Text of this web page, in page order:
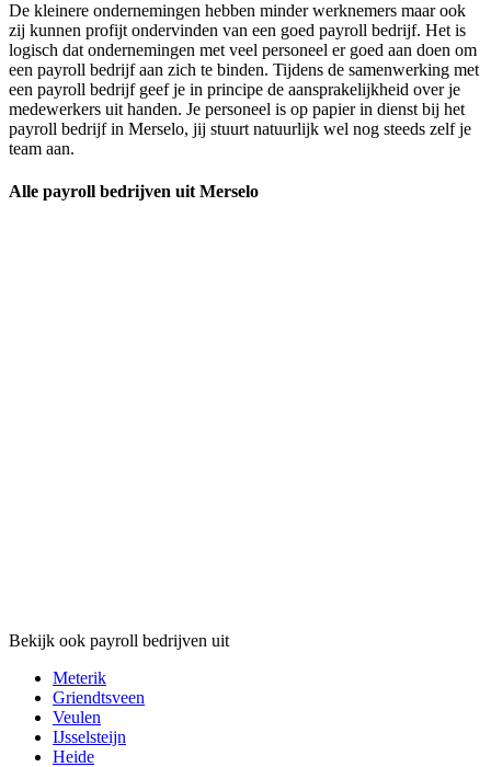
De kleinere ondernemingen hebben minder werknemers maar ook
zij kunnen profijt ondervinden van een goed payroll bedrijf. Het is
logisch dat ondernemingen met veel personeel er goed aan doen om
een payroll bedrijf aan zich te binden. Tijdens de samenwerking met
een payroll bedrijf geef je in principe de aansprakelijkheid over je
medewerkers uit handen. Je personeel is op papier in dienst bij het
payroll bedrijf in Merselo, jij stuurt natuurlijk wel nog steeds zelf je
team aan.
Alle payroll bedrijven uit Merselo
Bekijk ook payroll bedrijven uit
Meterik
Griendtsveen
Veulen
IJsselsteijn
Heide